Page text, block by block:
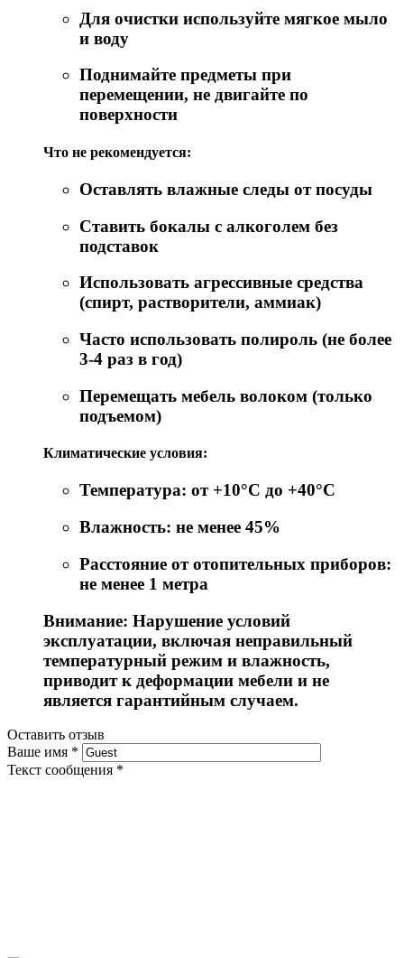
Для очистки используйте мягкое мыло
и воду
Поднимайте предметы при
перемещении, не двигайте по
поверхности
Что не рекомендуется:
Оставлять влажные следы от посуды
Ставить бокалы с алкоголем без
подставок
Использовать агрессивные средства
(спирт, растворители, аммиак)
Часто использовать полироль (не более
3-4 раз в год)
Перемещать мебель волоком (только
подъемом)
Климатические условия:
Температура: от +10°C до +40°C
Влажность: не менее 45%
Расстояние от отопительных приборов:
не менее 1 метра
Внимание: Нарушение условий
эксплуатации, включая неправильный
температурный режим и влажность,
приводит к деформации мебели и не
является гарантийным случаем.
Оставить отзыв
Ваше имя *
Текст сообщения *